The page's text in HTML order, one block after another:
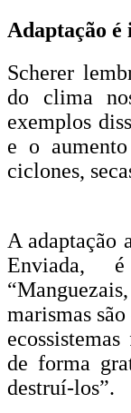
Adaptação é
Scherer
do clima
exemplos
e o
ciclones,
A adaptação
Enviada,
marismas
de forma
destruí-los”.